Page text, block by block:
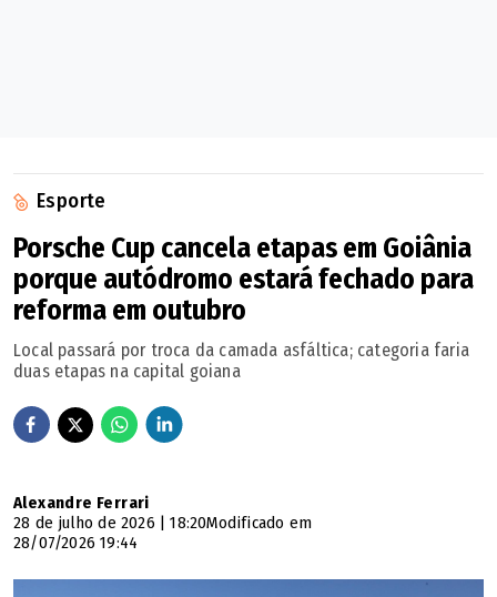
Esporte
Porsche Cup cancela etapas em Goiânia
porque autódromo estará fechado para
reforma em outubro
Local passará por troca da camada asfáltica; categoria faria
duas etapas na capital goiana
Alexandre Ferrari
28 de julho de 2026 | 18:20Modificado em
28/07/2026 19:44